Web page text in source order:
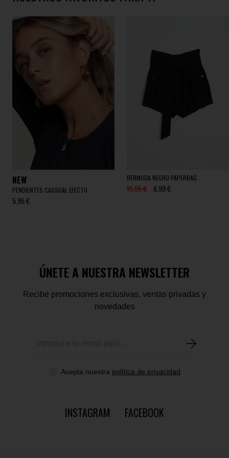
NEW
PENDIENTES CASSUAL EFECTO
5,95 €
BERMUDA NEGRO PAPERBAG
15,95 € 6,99 €
ÚNETE A NUESTRA NEWSLETTER
Recibe promociones exclusivas, ventas privadas y
novedades
Acepta nuestra política de privacidad
INSTAGRAM FACEBOOK